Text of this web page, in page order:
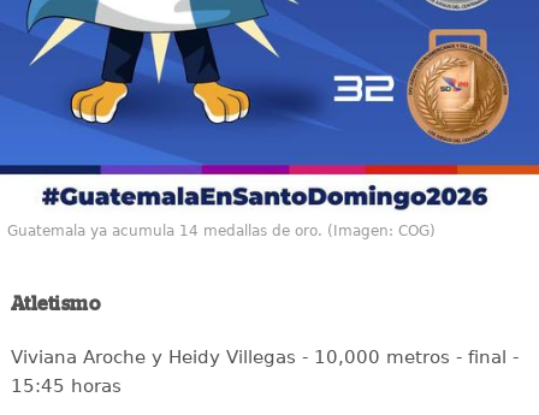
Guatemala ya acumula 14 medallas de oro. (Imagen: COG)
Atletismo
Viviana Aroche y Heidy Villegas - 10,000 metros - final -
15:45 horas